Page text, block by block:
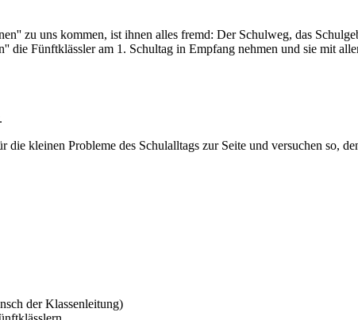
zu uns kommen, ist ihnen alles fremd: Der Schulweg, das
die Fünftklässler am 1. Schultag in Empfang nehmen und sie mit
die kleinen Probleme des Schulalltags zur Seite und versuchen so,
der Klassenleitung)